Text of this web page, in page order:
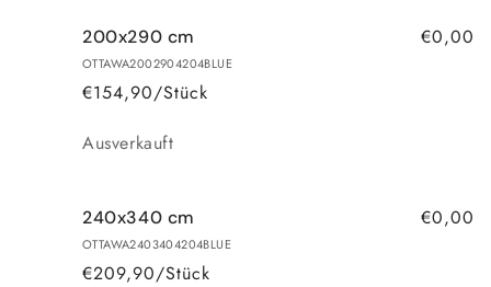
200x290 cm
OTTAWA2002904204BLUE
€154,90/Stück
€0,00
Anzahl
Ausverkauft
240x340 cm
OTTAWA2403404204BLUE
€209,90/Stück
€0,00